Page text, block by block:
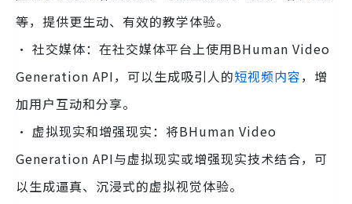
等，提供更生动、有效的教学体验。
· 社交媒体：在社交媒体平台上使用BHuman Video
Generation API，可以生成吸引人的短视频内容，增
加用户互动和分享。
· 虚拟现实和增强现实：将BHuman Video
Generation API与虚拟现实或增强现实技术结合，可
以生成逼真、沉浸式的虚拟视觉体验。